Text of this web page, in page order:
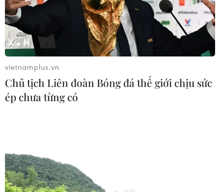
Tác phẩm điện ảnh “Mưa đỏ” và
hành trình gắn kết chiến lược Việt-
Lào
03/08/2026 07:23
ASEAN thúc đẩy xây dựng cơ chế dự
trữ dầu mỏ khu vực
03/08/2026 04:28
cháy trên Biển Java, 41 người mất tích
02/08/2026 11:16
vietnamplus.vn
Chủ tịch Liên đoàn Bóng đá thế giới chịu sức
ép chưa từng có